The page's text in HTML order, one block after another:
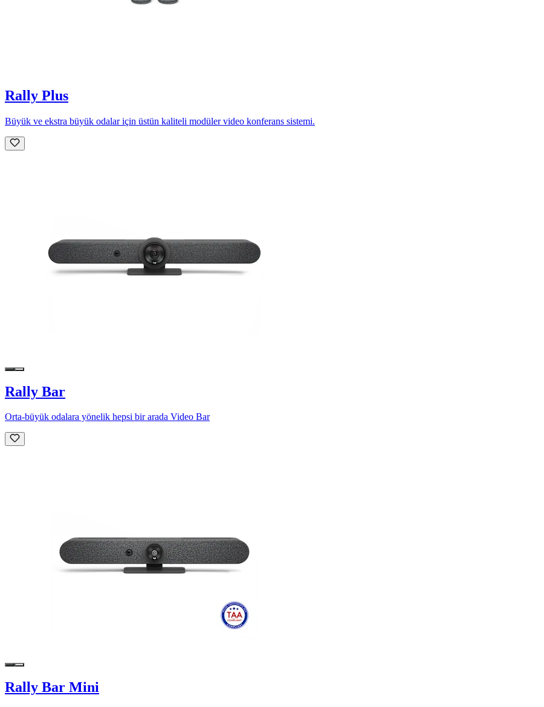
Rally Plus
Büyük ve ekstra büyük odalar için üstün kaliteli modüler video konferans sistemi.
Rally Bar
Orta-büyük odalara yönelik hepsi bir arada Video Bar
Rally Bar Mini